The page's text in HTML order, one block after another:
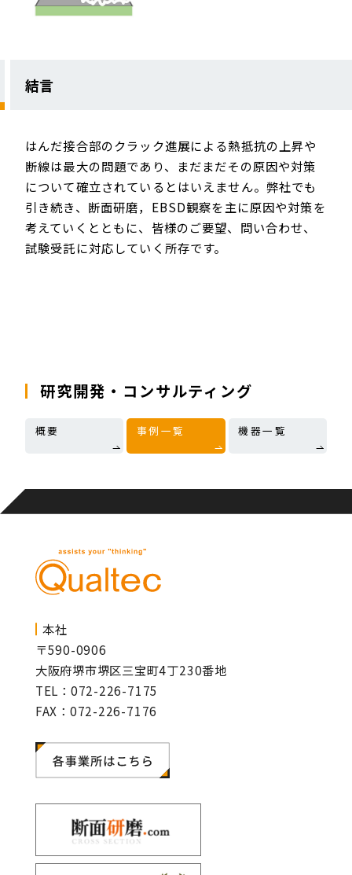
結言
はんだ接合部のクラック進展による熱抵抗の上昇や
断線は最大の問題であり、まだまだその原因や対策
について確立されているとはいえません。弊社でも
引き続き、断面研磨，EBSD観察を主に原因や対策を
考えていくとともに、皆様のご要望、問い合わせ、
試験受託に対応していく所存です。
研究開発・コンサルティング
概要 事例一覧 機器一覧
本社
〒590-0906
大阪府堺市堺区三宝町4丁230番地
TEL：072-226-7175
FAX：072-226-7176